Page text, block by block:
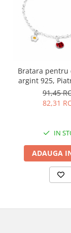
Bratara pentru
argint 925,
Culoare:
Silver
91,45
82,31
IN
ADAUGA